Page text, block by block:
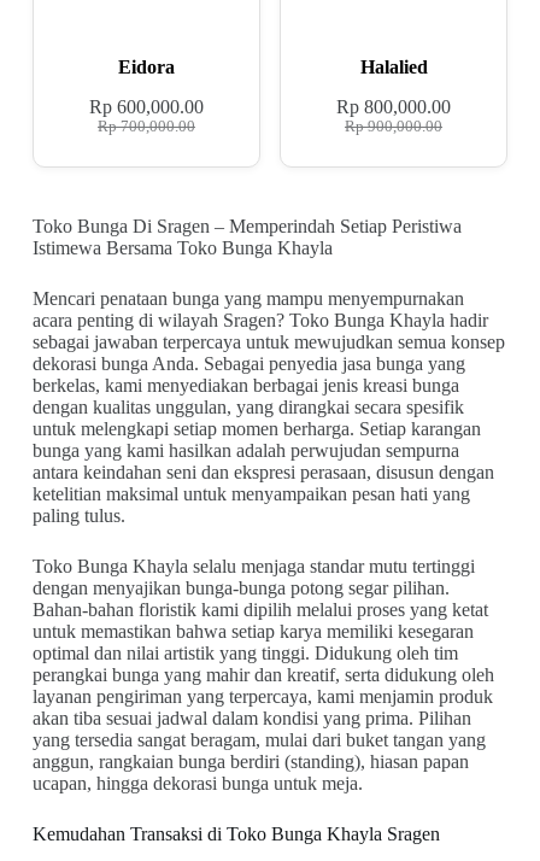
Eidora
Rp700,000.00
Rp600,000.00
Halalied
Rp900,000.00
Rp 800,000.00
Toko Bunga Di Sragen – Memperindah Setiap Peristiwa
Istimewa Bersama Toko Bunga Khayla
Mencari penataan bunga yang mampu menyempurnakan
acara penting di wilayah Sragen? Toko Bunga Khayla hadir
sebagai jawaban terpercaya untuk mewujudkan semua konsep
dekorasi bunga Anda. Sebagai penyedia jasa bunga yang
berkelas, kami menyediakan berbagai jenis kreasi bunga
dengan kualitas unggulan, yang dirangkai secara spesifik
untuk melengkapi setiap momen berharga. Setiap karangan
bunga yang kami hasilkan adalah perwujudan sempurna
antara keindahan seni dan ekspresi perasaan, disusun dengan
ketelitian maksimal untuk menyampaikan pesan hati yang
paling tulus.
Toko Bunga Khayla selalu menjaga standar mutu tertinggi
dengan menyajikan bunga-bunga potong segar pilihan.
Bahan-bahan floristik kami dipilih melalui proses yang ketat
untuk memastikan bahwa setiap karya memiliki kesegaran
optimal dan nilai artistik yang tinggi. Didukung oleh tim
perangkai bunga yang mahir dan kreatif, serta didukung oleh
layanan pengiriman yang terpercaya, kami menjamin produk
akan tiba sesuai jadwal dalam kondisi yang prima. Pilihan
yang tersedia sangat beragam, mulai dari buket tangan yang
anggun, rangkaian bunga berdiri (standing), hiasan papan
ucapan, hingga dekorasi bunga untuk meja.
Kemudahan Transaksi di Toko Bunga Khayla Sragen